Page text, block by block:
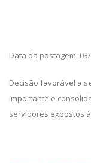
Data da postagem:
Decisão favorável a
importante e
servidores expostos